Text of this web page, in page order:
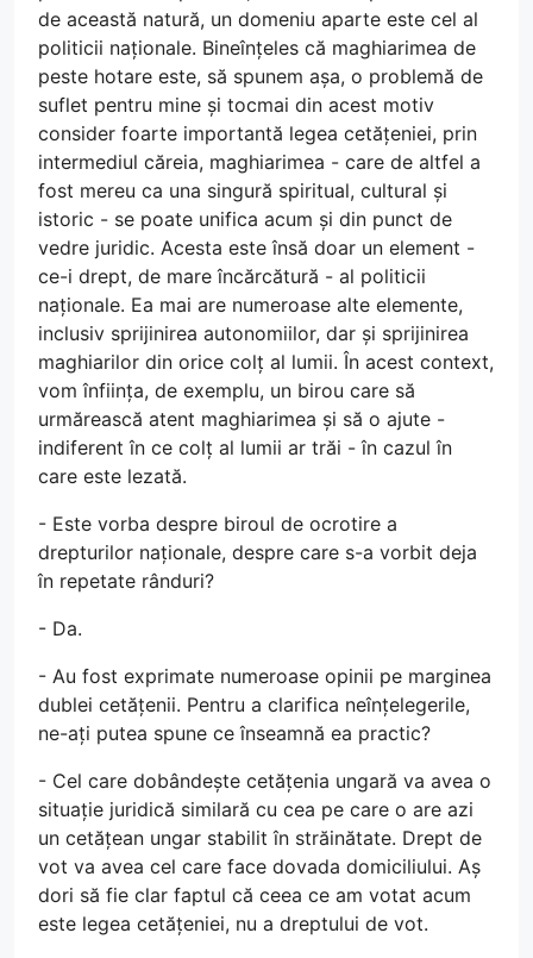
de această natură, un domeniu aparte este cel al
politicii naționale. Bineînțeles că maghiarimea de
peste hotare este, să spunem așa, o problemă de
suflet pentru mine și tocmai din acest motiv
consider foarte importantă legea cetățeniei, prin
intermediul căreia, maghiarimea - care de altfel a
fost mereu ca una singură spiritual, cultural și
istoric - se poate unifica acum și din punct de
vedre juridic. Acesta este însă doar un element -
ce-i drept, de mare încărcătură - al politicii
naționale. Ea mai are numeroase alte elemente,
inclusiv sprijinirea autonomiilor, dar și sprijinirea
maghiarilor din orice colț al lumii. În acest context,
vom înființa, de exemplu, un birou care să
urmărească atent maghiarimea și să o ajute -
indiferent în ce colț al lumii ar trăi - în cazul în
care este lezată.
- Este vorba despre biroul de ocrotire a
drepturilor naționale, despre care s-a vorbit deja
în repetate rânduri?
- Da.
- Au fost exprimate numeroase opinii pe marginea
dublei cetățenii. Pentru a clarifica neînțelegerile,
ne-ați putea spune ce înseamnă ea practic?
- Cel care dobândește cetățenia ungară va avea o
situație juridică similară cu cea pe care o are azi
un cetățean ungar stabilit în străinătate. Drept de
vot va avea cel care face dovada domiciliului. Aș
dori să fie clar faptul că ceea ce am votat acum
este legea cetățeniei, nu a dreptului de vot.